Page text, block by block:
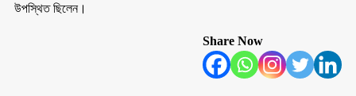
উপস্থিত ছিলেন।
Share Now